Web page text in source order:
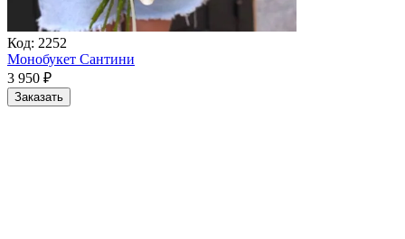
Код: 2252
Монобукет Сантини
3 950 ₽
Заказать